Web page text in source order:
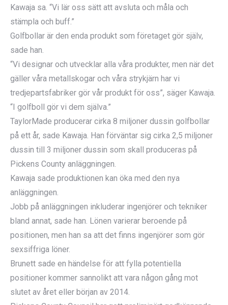
Kawaja sa. “Vi lär oss sätt att avsluta och måla och
stämpla och buff.”
Golfbollar är den enda produkt som företaget gör själv,
sade han.
“Vi designar och utvecklar alla våra produkter, men när det
gäller våra metallskogar och våra strykjärn har vi
tredjepartsfabriker gör vår produkt för oss”, säger Kawaja.
“I golfboll gör vi dem själva.”
TaylorMade producerar cirka 8 miljoner dussin golfbollar
på ett år, sade Kawaja. Han förväntar sig cirka 2,5 miljoner
dussin till 3 miljoner dussin som skall produceras på
Pickens County anläggningen.
Kawaja sade produktionen kan öka med den nya
anläggningen.
Jobb på anläggningen inkluderar ingenjörer och tekniker
bland annat, sade han. Lönen varierar beroende på
positionen, men han sa att det finns ingenjörer som gör
sexsiffriga löner.
Brunett sade en händelse för att fylla potentiella
positioner kommer sannolikt att vara någon gång mot
slutet av året eller början av 2014.